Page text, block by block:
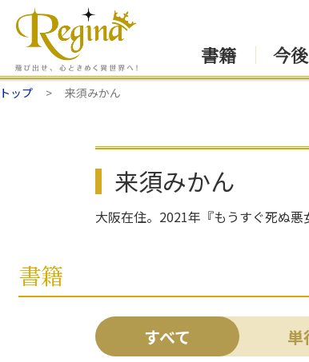
書籍 今
トップ 来須みかん
来須みかん
大阪在住。2021年『もうすぐ死ぬ悪
書籍
すべて 単